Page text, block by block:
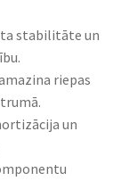
stabilitāte un
riepas
un